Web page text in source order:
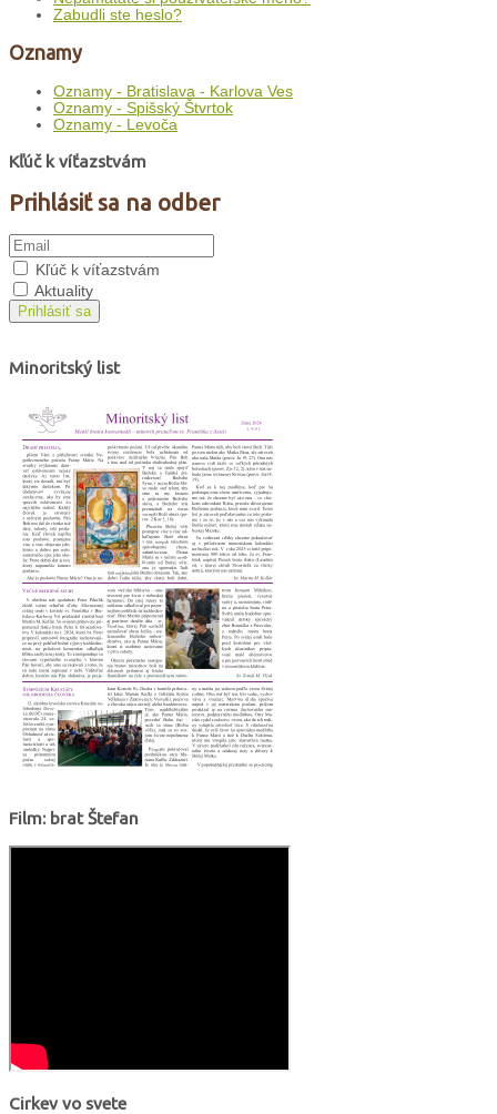
Zabudli ste heslo?
Oznamy
Oznamy - Bratislava - Karlova Ves
Oznamy - Spišský Štvrtok
Oznamy - Levoča
Kľúč k víťazstvám
Prihlásiť sa na odber
Kľúč k víťazstvám
Aktuality
Prihlásiť sa
Minoritský list
Film: brat Štefan
Cirkev vo svete